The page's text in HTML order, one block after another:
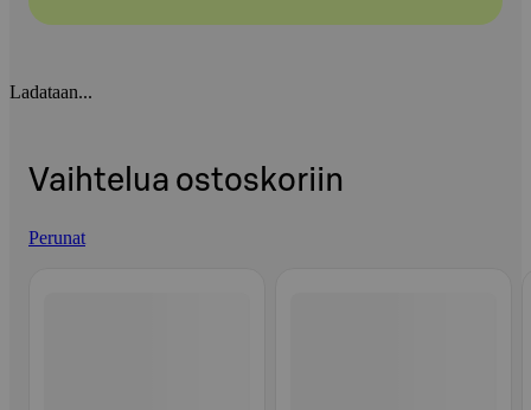
Ladataan...
Vaihtelua ostoskoriin
Perunat